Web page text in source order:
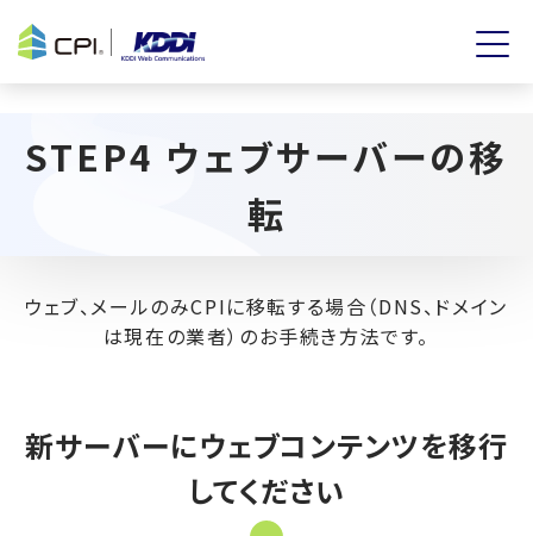
STEP4 ウェブサーバーの移
転
ウェブ、メールのみCPIに移転する場合（DNS、ドメイン
は現在の業者）のお手続き方法です。
新サーバーにウェブコンテンツを移行
してください